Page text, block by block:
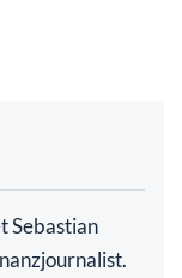
Sebastian